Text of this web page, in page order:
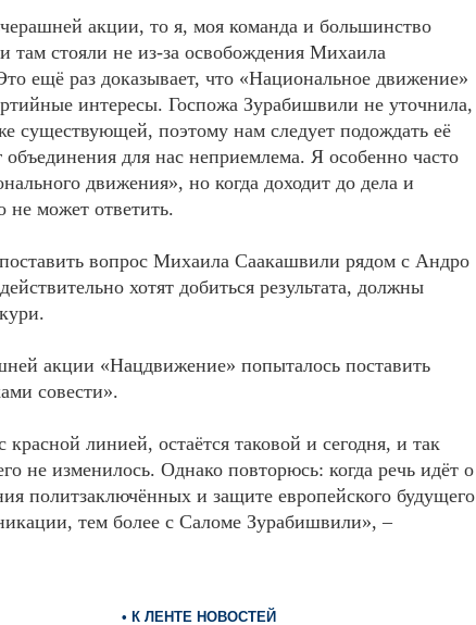
акции, то я, моя команда и большинство
там стояли не из-за освобождения Михаила
ещё раз доказывает, что «Национальное движение»
интересы. Госпожа Зурабишвили не уточнила,
существующей, поэтому нам следует подождать её
для нас неприемлема. Я особенно часто
движения», но когда доходит до дела и
не может ответить.
вопрос Михаила Саакашвили рядом с Андро
хотят добиться результата, должны
акции «Нацдвижение» попыталось поставить
совести».
линией, остаётся таковой и сегодня, и так
не изменилось. Однако повторюсь: когда речь идёт о
политзаключённых и защите европейского будущего
тем более с Саломе Зурабишвили», –
• К ЛЕНТЕ НОВОСТЕЙ